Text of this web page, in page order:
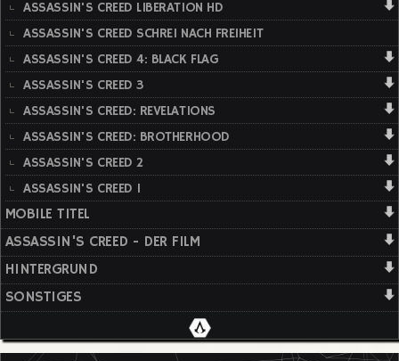
ASSASSIN'S CREED LIBERATION HD
ASSASSIN'S CREED SCHREI NACH FREIHEIT
ASSASSIN'S CREED 4: BLACK FLAG
ASSASSIN'S CREED 3
ASSASSIN'S CREED: REVELATIONS
ASSASSIN'S CREED: BROTHERHOOD
ASSASSIN'S CREED 2
ASSASSIN'S CREED 1
MOBILE TITEL
ASSASSIN'S CREED - DER FILM
HINTERGRUND
SONSTIGES